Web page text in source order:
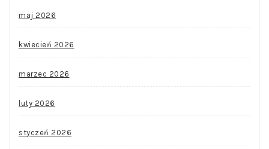
maj 2026
kwiecień 2026
marzec 2026
luty 2026
styczeń 2026